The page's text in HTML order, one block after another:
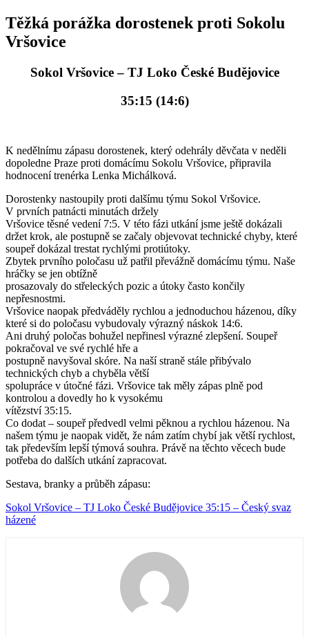
Těžká porážka dorostenek proti Sokolu
Vršovice
Sokol Vršovice – TJ Loko České Budějovice
35:15 (14:6)
K nedělnímu zápasu dorostenek, který odehrály děvčata v neděli
dopoledne Praze proti domácímu Sokolu Vršovice, připravila
hodnocení trenérka Lenka Michálková.
Dorostenky nastoupily proti dalšímu týmu Sokol Vršovice.
V prvních patnácti minutách držely
Vršovice těsné vedení 7:5. V této fázi utkání jsme ještě dokázali
držet krok, ale postupně se začaly objevovat technické chyby, které
soupeř dokázal trestat rychlými protiútoky.
Zbytek prvního poločasu už patřil převážně domácímu týmu. Naše
hráčky se jen obtížně
prosazovaly do střeleckých pozic a útoky často končily
nepřesnostmi.
Vršovice naopak předváděly rychlou a jednoduchou házenou, díky
které si do poločasu vybudovaly výrazný náskok 14:6.
Ani druhý poločas bohužel nepřinesl výrazné zlepšení. Soupeř
pokračoval ve své rychlé hře a
postupně navyšoval skóre. Na naší straně stále přibývalo
technických chyb a chyběla větší
spolupráce v útočné fázi. Vršovice tak měly zápas plně pod
kontrolou a dovedly ho k vysokému
vítězství 35:15.
Co dodat – soupeř předvedl velmi pěknou a rychlou házenou. Na
našem týmu je naopak vidět, že nám zatím chybí jak větší rychlost,
tak především lepší týmová souhra. Právě na těchto věcech bude
potřeba do dalších utkání zapracovat.
Sestava, branky a průběh zápasu:
Sokol Vršovice – TJ Loko České Budějovice 35:15 – Český svaz
házené